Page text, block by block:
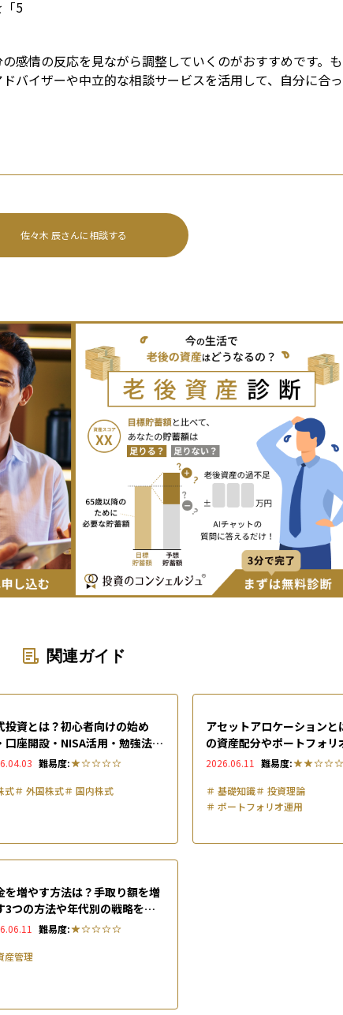
5
感情の反応を見ながら調整していくのがおすすめです。
バイザーや中立的な相談サービスを活用して、自分に合
佐々木 辰さんに相談する
関連ガイド
投資とは？初心者向けの始め
口座開設・NISA活用・勉強法入
イド
難易度:
式＃ 外国株式＃ 国内株式
アセットアロケーションと
の資産配分やポートフォリ
い、年代別の決め方を解説
2026.06.11 難易度:
＃基礎知識＃投資理論
＃ポートフォリオ運用
を増やす方法は？手取り額を増
3つの方法や年代別の戦略を解
難易度:
産管理